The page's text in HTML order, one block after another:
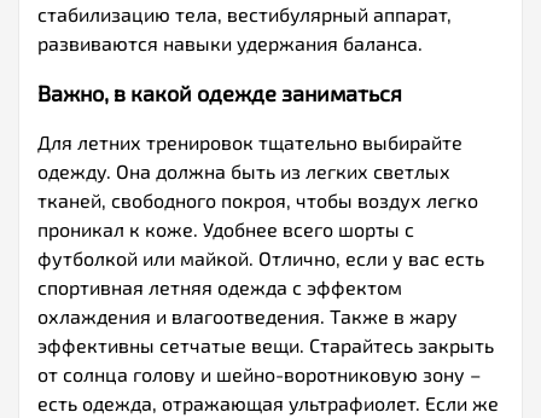
стабилизацию тела, вестибулярный аппарат,
развиваются навыки удержания баланса.
Важно, в какой одежде заниматься
Для летних тренировок тщательно выбирайте
одежду. Она должна быть из легких светлых
тканей, свободного покроя, чтобы воздух легко
проникал к коже. Удобнее всего шорты с
футболкой или майкой. Отлично, если у вас есть
спортивная летняя одежда с эффектом
охлаждения и влагоотведения. Также в жару
эффективны сетчатые вещи. Старайтесь закрыть
от солнца голову и шейно-воротниковую зону –
есть одежда, отражающая ультрафиолет. Если же